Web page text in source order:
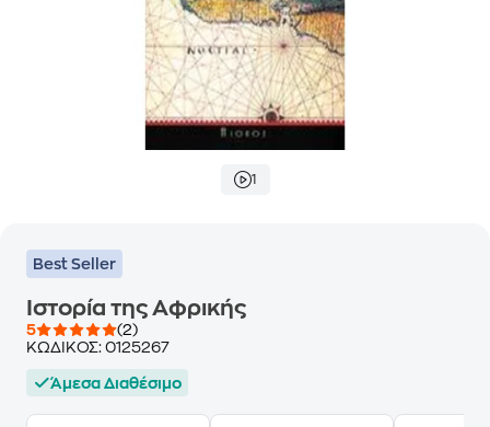
1
Best Seller
Ιστορία της Αφρικής
5
(2)
ΚΩΔΙΚΟΣ: 0125267
Άμεσα Διαθέσιμο